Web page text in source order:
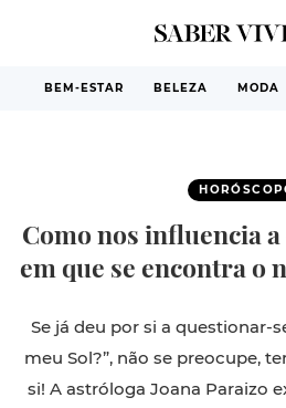
BEM-ESTAR BELEZA MODA
Como nos influencia
em que se encontra o
Se já deu por si a questionar-
meu Sol?”, não se preocupe,
si! A astróloga Joana Paraizo